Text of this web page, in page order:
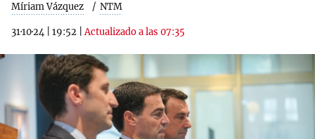
Míriam Vázquez NTM
31·10·24 19:52 |Actualizado a las 07:35